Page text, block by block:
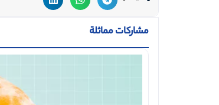
مشاركات مماثلة